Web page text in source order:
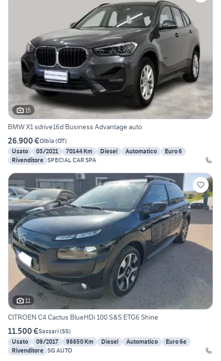
15
BMW X1 sdrive16d Business Advantage auto
26.900 €Olbia (OT)
Usato
03/2021 70144 Km Diesel Automatico
Euro 6
Rivenditore SPECIAL CAR SPA
11
CITROEN C4 Cactus BlueHDi 100 S&S ETG6 Shine
11.500 €Sassari(SS)
Usato
09/2017 98650 Km Diesel Automatico
Euro 6e
Rivenditore SG AUTO